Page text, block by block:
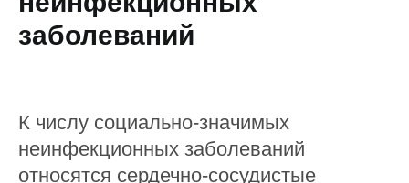
заболеваний
К числу социально-значимых
неинфекционных заболеваний
относятся сердечно-сосудистые